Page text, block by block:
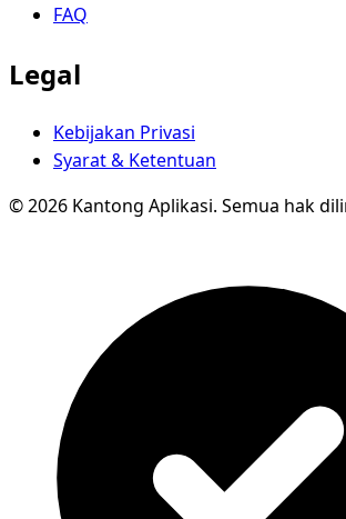
FAQ
Legal
Kebijakan Privasi
Syarat & Ketentuan
© 2026 Kantong Aplikasi. Semua hak